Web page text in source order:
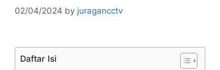
02/04/2024 by juragancctv
Daftar Isi